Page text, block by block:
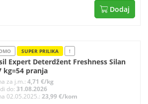
Dodaj
SUPER PRILIKA !
Expert Deterdžent Freshness Silan
kg=54 pranja
za j.m.: 4,71 €/kg
do: 31.08.2026
02.05.2025.: 23,99 €/kom